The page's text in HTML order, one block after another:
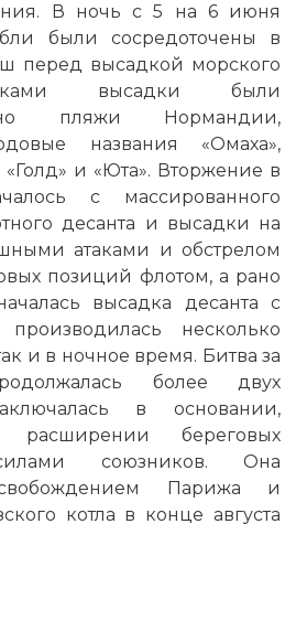
В ночь с 5 на 6 июня
были сосредоточены в
перед высадкой морского
высадки были
пляжи Нормандии,
названия «Омаха»,
«Голд» и «Юта». Вторжение в
с массированного
десанта и высадки на
атаками и обстрелом
позиций флотом, а рано
высадка десанта с
несколько
и в ночное время. Битва за
более двух
в основании,
береговых
союзников. Она
Парижа и
котла в конце августа